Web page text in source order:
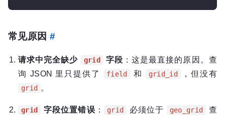
常见原因 #
请求中完全缺少 grid 字段 ：这是最直接的原因。查
询 JSON 里只提供了
field 和 grid_id ，但没有
grid 。
grid 字段位置错误 ： grid 必须位于 geo_grid 查